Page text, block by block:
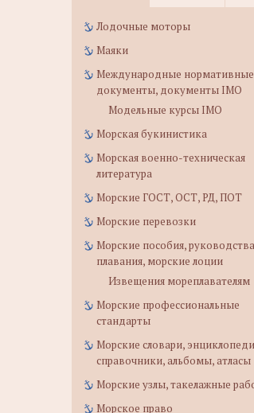
Лодочные моторы
Маяки
Международные нормативные
документы, документы IMO
Модельные курсы IMO
Морская букинистика
Морская военно-техническая
литература
Морские ГОСТ, ОСТ, РД, ПОТ
Морские перевозки
Морские пособия,
плавания, морские лоции
Извещения мореплавателям
Морские профессиональные
стандарты
Морские словари,
справочники, альбомы, атласы
Морские узлы, такелажные
Морское право